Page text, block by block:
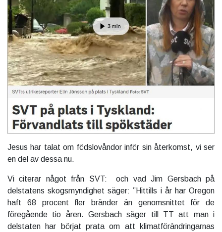
Jesus har talat om födslovåndor inför sin återkomst, vi ser
en del av dessa nu.
Vi citerar något från SVT: och vad Jim Gersbach på
delstatens skogsmyndighet säger: ”Hittills i år har Oregon
haft 68 procent fler bränder än genomsnittet för de
föregående tio åren. Gersbach säger till TT att man i
delstaten har börjat prata om att klimatförändringarnas